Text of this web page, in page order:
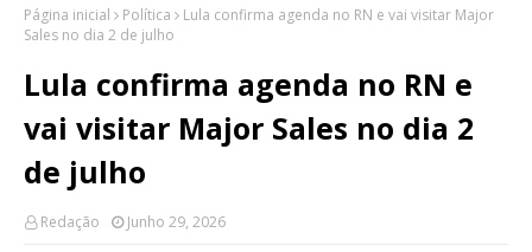
Página inicial Política
Lula confirma agenda no RN e vai visitar Major
Sales no dia 2 de julho
Lula confirma agenda no RN e
vai visitar Major Sales no dia 2
de julho
Redação Junho 29, 2026